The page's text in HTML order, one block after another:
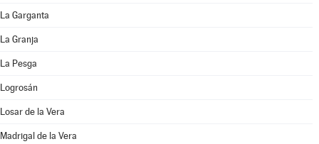
La Garganta
La Granja
La Pesga
Logrosán
Losar de la Vera
Madrigal de la Vera